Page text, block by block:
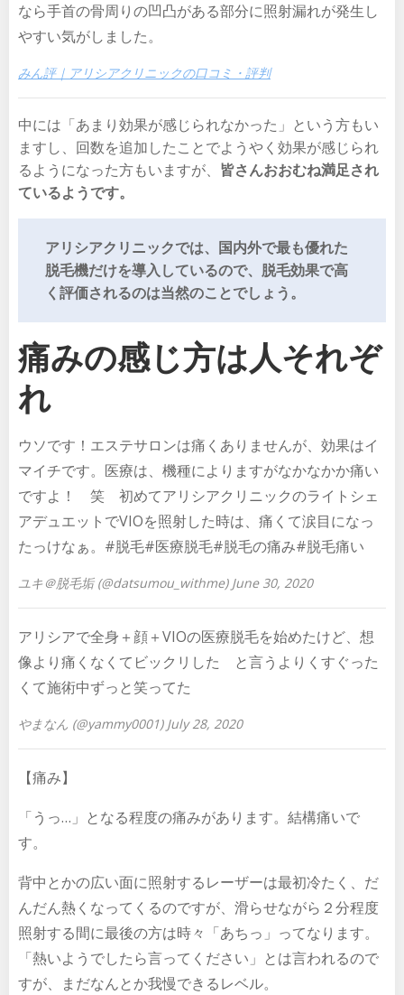
なら手首の骨周りの凹凸がある部分に照射漏れが発生し
やすい気がしました。
みん評｜アリシアクリニックの口コミ・評判
中には「あまり効果が感じられなかった」という方もい
ますし、回数を追加したことでようやく効果が感じられ
るようになった方もいますが、 皆さんおおむね満足され
ているようです。
アリシアクリニックでは、国内外で最も優れた
脱毛機だけを導入しているので、脱毛効果で高
く評価されるのは当然のことでしょう。
痛みの感じ方は人それぞ
れ
ウソです！エステサロンは痛くありませんが、効果はイ
マイチです。医療は、機種によりますがなかなかか痛い
ですよ！ 笑 初めてアリシアクリニックのライトシェ
アデュエットでVIOを照射した時は、痛くて涙目になっ
たっけなぁ。#脱毛#医療脱毛#脱毛の痛み#脱毛痛い
ユキ＠脱毛垢 (@datsumou_withme) June 30, 2020
アリシアで全身＋顔＋VIOの医療脱毛を始めたけど、想
像より痛くなくてビックリした と言うよりくすぐった
くて施術中ずっと笑ってた
やまなん (@yammy0001) July 28, 2020
【痛み】
「うっ…」となる程度の痛みがあります。結構痛いで
す。
背中とかの広い面に照射するレーザーは最初冷たく、だ
んだん熱くなってくるのですが、滑らせながら２分程度
照射する間に最後の方は時々「あちっ」ってなります。
「熱いようでしたら言ってください」とは言われるので
すが、まだなんとか我慢できるレベル。